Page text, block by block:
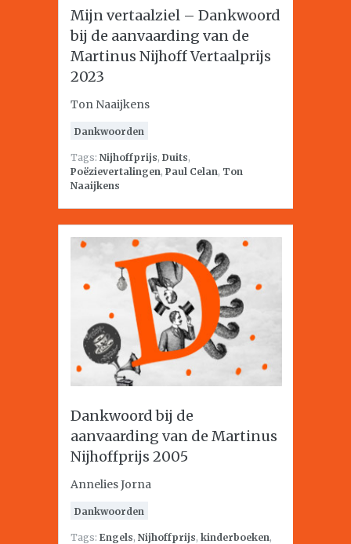
Mijn vertaalziel – Dankwoord
bij de aanvaarding van de
Martinus Nijhoff Vertaalprijs
2023
Ton Naaijkens
Dankwoorden
Tags: Nijhoffprijs, Duits,
Poëzievertalingen, Paul Celan, Ton
Naaijkens
Dankwoord bij de
aanvaarding van de Martinus
Nijhoffprijs 2005
Annelies Jorna
Dankwoorden
Tags: Engels, Nijhoffprijs, kinderboeken,